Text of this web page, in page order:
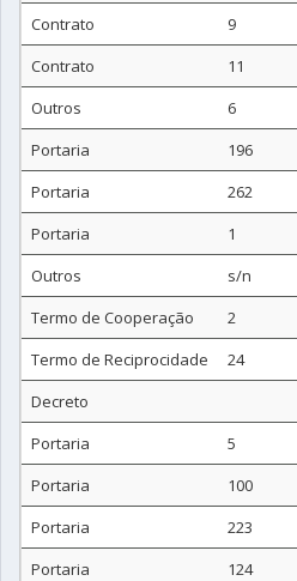
Contrato
9
Contrato
11
Outros
6
Portaria
196
Portaria
262
Portaria
1
Outros
s/n
Termo de Cooperação
2
Termo de Reciprocidade
24
Decreto
Portaria
5
Portaria
100
Portaria
223
Portaria
124